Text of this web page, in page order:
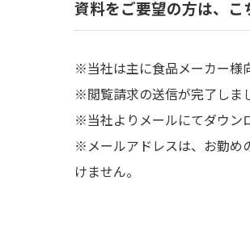
資料をご要望の方は、こ
※当社は主に食品メーカー様
※閲覧請求の送信が完了しま
※当社よりメールにてダウン
※メールアドレスは、お勤め
けません。